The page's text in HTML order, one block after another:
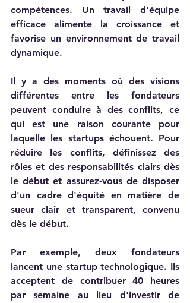
compétences. Un travail d'équipe
efficace alimente la croissance et
favorise un environnement de travail
dynamique.
Il y a des moments où des visions
différentes entre les fondateurs
peuvent conduire à des conflits, ce
qui est une raison courante pour
laquelle les startups échouent. Pour
réduire les conflits, définissez des
rôles et des responsabilités clairs dès
le début et assurez-vous de disposer
d'un cadre d'équité en matière de
sueur clair et transparent, convenu
dès le début.
Par exemple, deux fondateurs
lancent une startup technologique. Ils
acceptent de contribuer 40 heures
par semaine au lieu d'investir de